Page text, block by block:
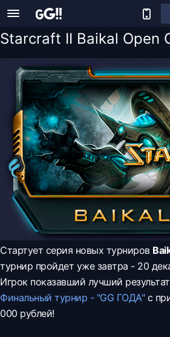
Starcraft II Baikal Open
Стартует серия новых турниров
турнир пройдет уже завтра - 20
Игрок показавший лучший
Финальный турнир - "GG ГОДА"с
000 рублей!